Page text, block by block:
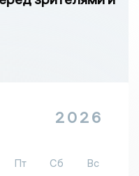
2026
Пт Сб
Вс